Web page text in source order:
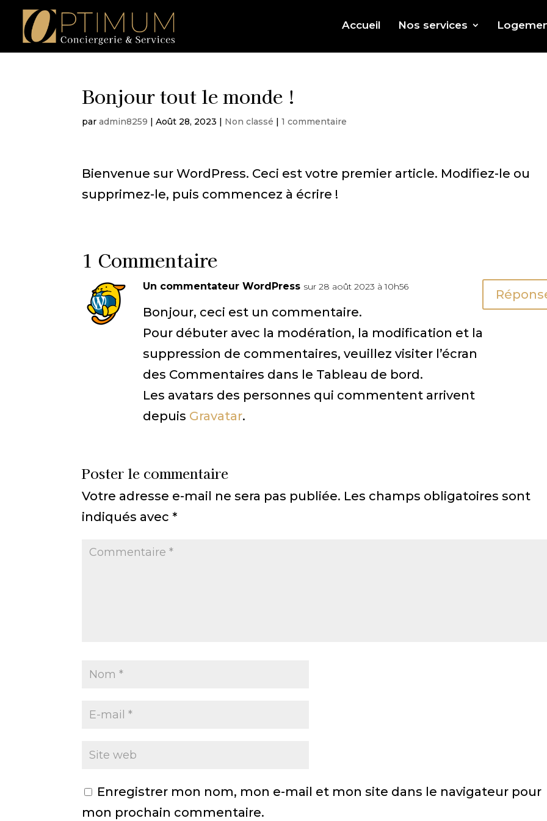
Accueil Nos services
Bonjour tout le monde !
paradmin8259 |Août 28, 2023 | Non classé |1 commentaire
Bienvenue sur WordPress. Ceci est votre premier article. Modifiez-le ou
supprimez-le, puis commencez à écrire !
1 Commentaire
Un commentateur WordPress sur 28 août 2023 à 10h56
Bonjour, ceci est un commentaire.
Pour débuter avec la modération, la modification et la
suppression de commentaires, veuillez visiter l’écran
des Commentaires dans le Tableau de bord.
Les avatars des personnes qui commentent arrivent
depuis Gravatar.
Poster le commentaire
Votre adresse e-mail ne sera pas publiée. Les champs obligatoires sont
indiqués avec *
Enregistrer mon nom, mon e-mail et mon site dans le navigateur pour
mon prochain commentaire.